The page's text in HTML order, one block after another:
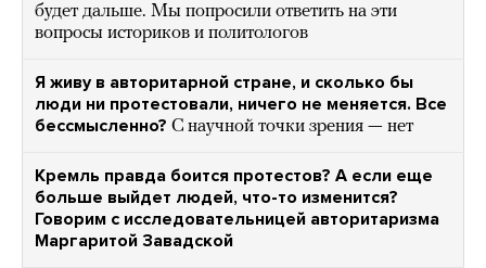
будет дальше. Мы попросили ответить на эти
вопросы историков и политологов
Я живу в авторитарной стране, и сколько бы
люди ни протестовали, ничего не меняется. Все
бессмысленно? С научной точки зрения — нет
Кремль правда боится протестов? А если еще
больше выйдет людей, что-то изменится?
Говорим с исследовательницей авторитаризма
Маргаритой Завадской